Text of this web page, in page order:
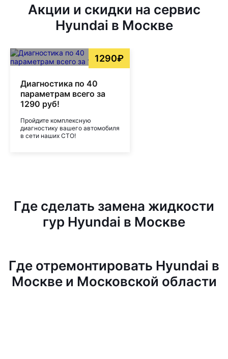
Акции и скидки на сервис
Hyundai в Москве
1290₽
Диагностика по 40
параметрам всего за
1290 руб!
Пройдите комплексную
диагностику вашего автомобиля
в сети наших СТО!
Где сделать замена жидкости
гур Hyundai в Москве
Где отремонтировать Hyundai в
Москве и Московской области